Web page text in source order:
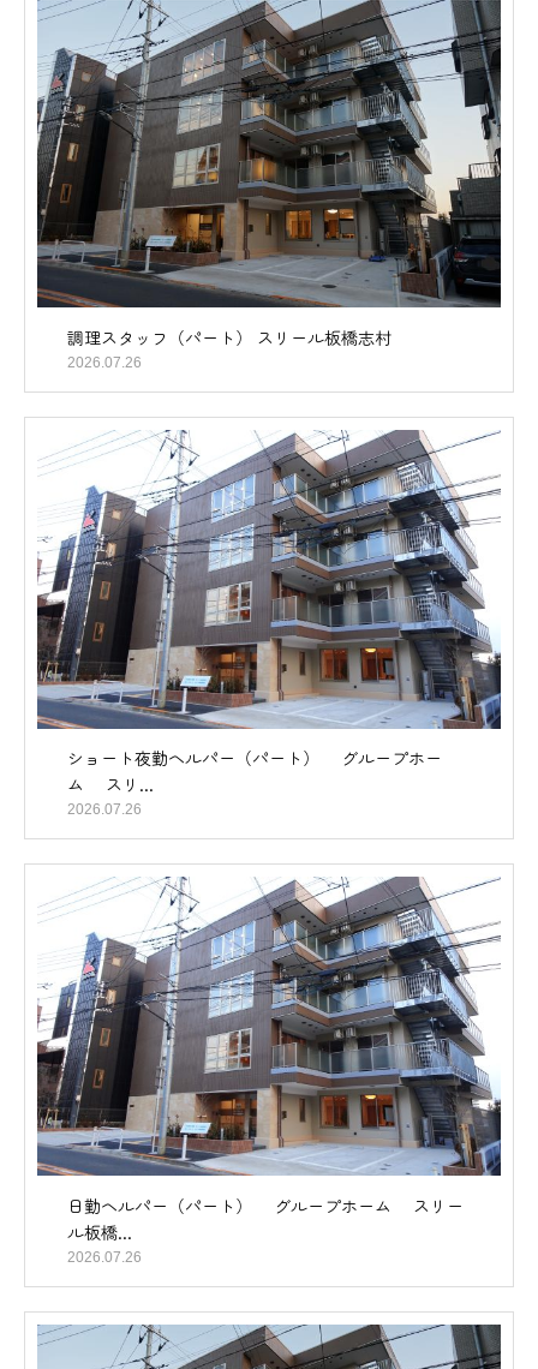
調理スタッフ（パート） スリール板橋志村
2026.07.26
ショート夜勤ヘルパー（パート） グループホー
ム スリ...
2026.07.26
日勤ヘルパー（パート） グループホーム スリー
ル板橋...
2026.07.26